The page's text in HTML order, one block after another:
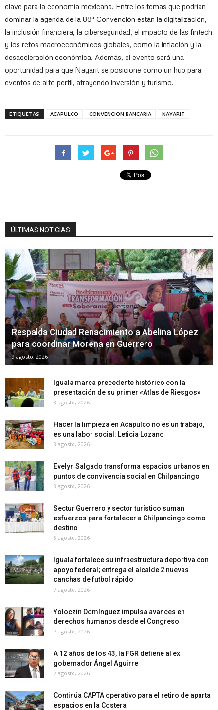
clave para la economía mexicana. Entre los temas que podrían
dominar la agenda de la 88ª Convención están la digitalización,
la inclusión financiera, la ciberseguridad, el impacto de las fintech
y los retos macroeconómicos globales, como la inflación y la
desaceleración económica. Además, el evento será una
oportunidad para que Nayarit se posicione como un hub para
eventos de alto perfil, atrayendo inversión y turismo.
ETIQUETAS ACAPULCO CONVENCION BANCARIA NAYARIT
ÚLTIMAS NOTICIAS
Respalda Ciudad Renacimiento a Abelina López
para coordinar Morena en Guerrero
9 agosto, 2026
Iguala marca precedente histórico con la
presentación de su primer «Atlas de Riesgos»
8 agosto, 2026
Hacer la limpieza en Acapulco no es un trabajo,
es una labor social: Leticia Lozano
8 agosto, 2026
Evelyn Salgado transforma espacios urbanos en
puntos de convivencia social en Chilpancingo
8 agosto, 2026
Sectur Guerrero y sector turístico suman
esfuerzos para fortalecer a Chilpancingo como
destino
8 agosto, 2026
Iguala fortalece su infraestructura deportiva con
apoyo federal; entrega el alcalde 2 nuevas
canchas de futbol rápido
7 agosto, 2026
Yoloczin Domínguez impulsa avances en
derechos humanos desde el Congreso
7 agosto, 2026
A 12 años de los 43, la FGR detiene al ex
gobernador Ángel Aguirre
7 agosto, 2026
Continúa CAPTA operativo para el retiro de aparta
espacios en la Costera